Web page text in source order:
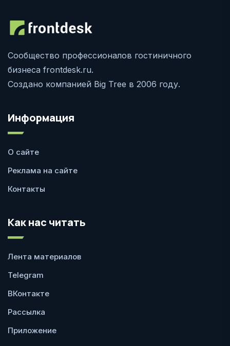
Сообщество профессионалов гостиничного
бизнеса frontdesk.ru.
Создано компанией Big Tree в 2006 году.
Информация
О сайте
Реклама на сайте
Контакты
Как нас читать
Лента материалов
Telegram
ВКонтакте
Рассылка
Приложение